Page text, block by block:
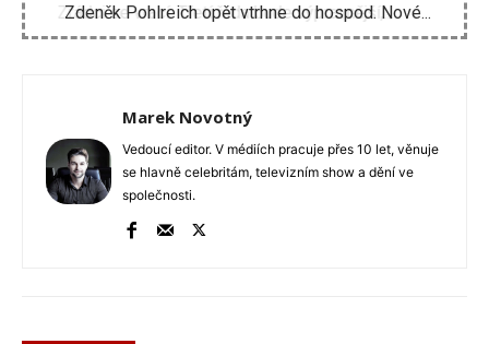
Zdeněk Pohlreich opět vtrhne do hospod. Nové...
Michal Suchánek ukázal vynález, jak se ochladit...
Marek Novotný
Vedoucí editor. V médiích pracuje přes 10 let, věnuje
se hlavně celebritám, televizním show a dění ve
společnosti.